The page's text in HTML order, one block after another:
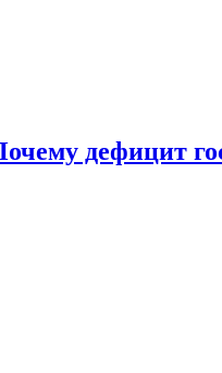
дефицит